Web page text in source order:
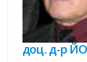
доц. д-р